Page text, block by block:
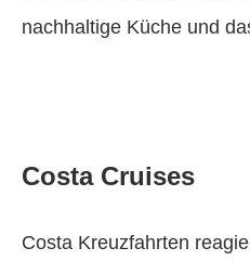
nachhaltige Küche und
Costa Cruises
Costa Kreuzfahrten